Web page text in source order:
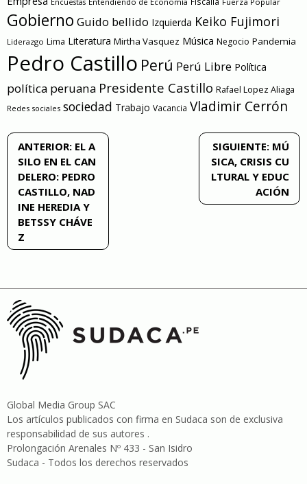
Encuestas
Gobierno Guido bellido Izquierda Keiko Fujimori
Liderazgo Lima Literatura Mirtha Vasquez Música Negocio Pandemia
Pedro Castillo Perú Perú Libre Política
política peruana Presidente Castillo Rafael Lopez Aliaga
Redes sociales sociedad Trabajo Vacancia Vladimir Cerrón
Navegación
de
entradas
ANTERIOR: EL A
SILO EN EL CAN
DELERO: PEDRO
CASTILLO, NAD
INE HEREDIA Y
BETSSY CHÁVE
Z
SIGUIENTE: MÚ
SICA, CRISIS CU
LTURAL Y EDUC
ACIÓN
Global Media Group SAC
Los artículos publicados con firma en Sudaca son de exclusiva
responsabilidad de sus autores .
Prolongación Arenales Nº 433 - San Isidro
Sudaca - Todos los derechos reservados